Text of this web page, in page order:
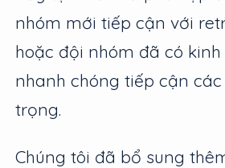
nhóm mới tiếp cận với
hoặc đội nhóm đã có
nhanh chóng tiếp cận
trọng.
Chúng tôi đã bổ sung